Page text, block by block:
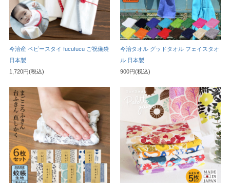
今治産 ベビースタイ fucufucu ご祝儀袋
日本製
1,720円(税込)
今治タオル グッドタオル フェイスタオ
ル 日本製
900円(税込)